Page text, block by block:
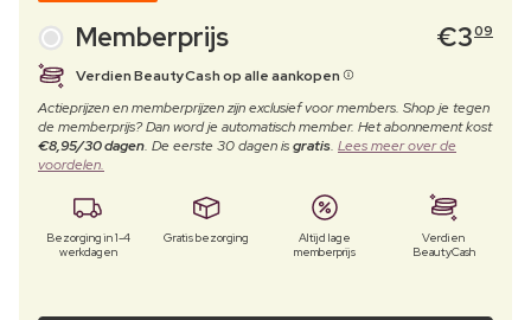
Memberprijs €309
Verdien BeautyCash op alle aankopen
Actieprijzen en memberprijzen zijn exclusief voor members. Shop je tegen
de memberprijs? Dan word je automatisch member. Het abonnement kost
€8,95/30 dagen. De eerste 30 dagen isgratis. Lees meer over de
voordelen.
Bezorging in 1-4
werkdagen
Gratis bezorging
Altijd lage
memberprijs
Verdien
BeautyCash